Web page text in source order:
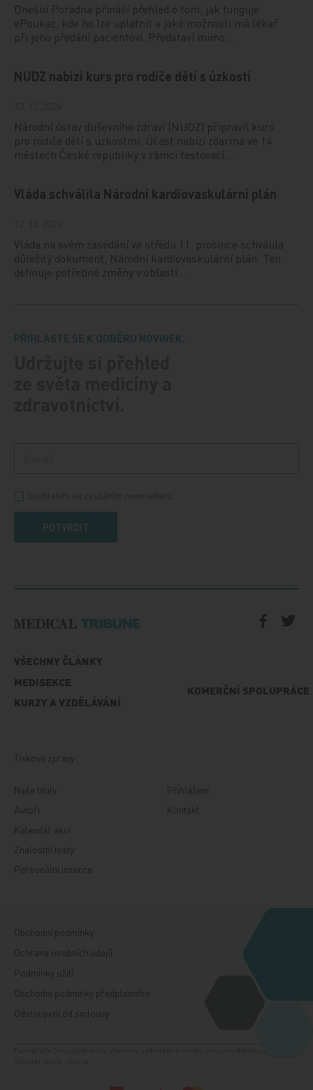
Dnešní Poradna přináší přehled o tom, jak funguje
ePoukaz, kde ho lze uplatnit a jaké možnosti má lékař
při jeho předání pacientovi. Představí mimo…
NUDZ nabízí kurs pro rodiče dětí s úzkostí
Národní ústav duševního zdraví (NUDZ) připravil kurs
pro rodiče dětí s úzkostmi. Účast nabízí zdarma ve 14
městech České republiky v rámci testovací…
Vláda schválila Národní kardiovaskulární plán
Vláda na svém zasedání ve středu 11. prosince schválila
důležitý dokument, Národní kardiovaskulární plán. Ten
definuje potřebné změny v oblasti…
PŘIHLASTE SE K ODBĚRU NOVINEK.
POTVRDIT
VŠECHNY ČLÁNKY
MEDISEKCE
KURZY A VZDĚLÁVÁNÍ
KOMERČNÍ SPOLUPRÁCE
Tiskové zprávy
Naše tituly
Autoři
Kalendář akcí
Znalostní testy
Personální inzerce
Přihlášení
Kontakt
Obchodní podmínky
Ochrana osobních údajů
Podmínky užití
Obchodní podmínky předplatného
Odstoupení od smlouvy